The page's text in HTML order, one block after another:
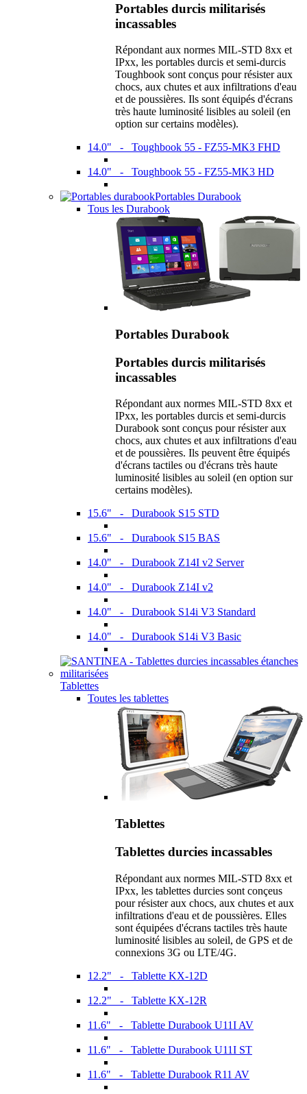
Portables durcis militarisés
incassables
Répondant aux normes MIL-STD 8xx et
IPxx, les portables durcis et semi-durcis
Toughbook sont conçus pour résister aux
chocs, aux chutes et aux infiltrations d'eau
et de poussières. Ils sont équipés d'écrans
très haute luminosité lisibles au soleil (en
option sur certains modèles).
14.0" - Toughbook 55 - FZ55-MK3 FHD
14.0" - Toughbook 55 - FZ55-MK3 HD
Portables Durabook
Tous les Durabook
Portables Durabook
Portables durcis militarisés
incassables
Répondant aux normes MIL-STD 8xx et
IPxx, les portables durcis et semi-durcis
Durabook sont conçus pour résister aux
chocs, aux chutes et aux infiltrations d'eau
et de poussières. Ils peuvent être équipés
d'écrans tactiles ou d'écrans très haute
luminosité lisibles au soleil (en option sur
certains modèles).
15.6" - Durabook S15 STD
15.6" - Durabook S15 BAS
14.0" - Durabook Z14I v2 Server
14.0" - Durabook Z14I v2
14.0" - Durabook S14i V3 Standard
14.0" - Durabook S14i V3 Basic
Tablettes
Toutes les tablettes
Tablettes
Tablettes durcies incassables
Répondant aux normes MIL-STD 8xx et
IPxx, les tablettes durcies sont conçeus
pour résister aux chocs, aux chutes et aux
infiltrations d'eau et de poussières. Elles
sont équipées d'écrans tactiles très haute
luminosité lisibles au soleil, de GPS et de
connexions 3G ou LTE/4G.
12.2" - Tablette KX-12D
12.2" - Tablette KX-12R
11.6" - Tablette Durabook U11I AV
11.6" - Tablette Durabook U11I ST
11.6" - Tablette Durabook R11 AV